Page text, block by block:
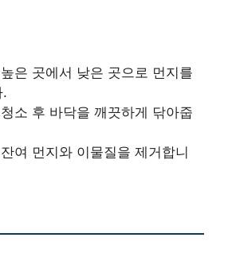
은 곳에서 낮은 곳으로 먼지를
.
소 후 바닥을 깨끗하게 닦아줍
여 먼지와 이물질을 제거합니